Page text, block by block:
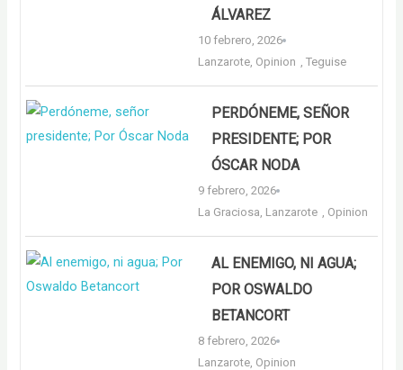
ÁLVAREZ
10 febrero, 2026
Lanzarote Opinion ,Teguise
PERDÓNEME, SEÑOR
PRESIDENTE; POR
ÓSCAR NODA
9 febrero, 2026
La Graciosa Lanzarote Opinion
AL ENEMIGO, NI AGUA;
POR OSWALDO
BETANCORT
8 febrero, 2026
Lanzarote Opinion